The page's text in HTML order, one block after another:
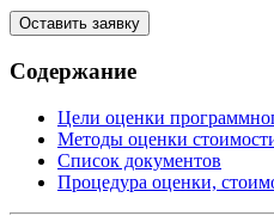
Оставить заявку
Содержание
Цели оценки
Методы оценки
Список документов
Процедура оценки,